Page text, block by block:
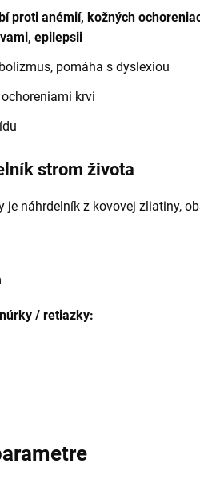
proti anémií, kožných
epilepsii
pomáha s dyslexiou
krvi
strom života
je náhrdelník z kovovej zliatiny,
/ retiazky: